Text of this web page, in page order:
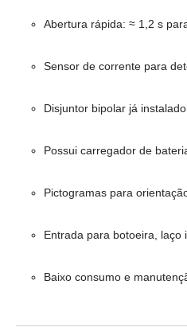
Abertura rápida: ≈ 1,2 s
Sensor de corrente para
Disjuntor bipolar já
Possui carregador de
Pictogramas para
Entrada para botoeira,
Baixo consumo e